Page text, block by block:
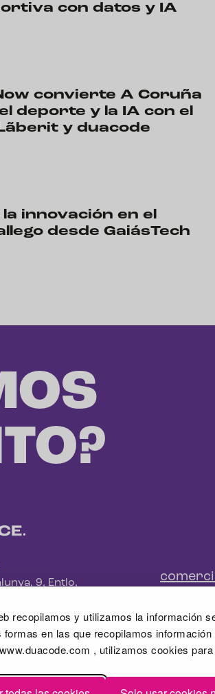
recopilamos y utilizamos la información
formas en las que recopilamos
, utilizamos cookies
con datos y IA
convierte A Coruña
deporte y la IA con el
y duacode
innovación en el
desde GaiásTech
9, Entlo,